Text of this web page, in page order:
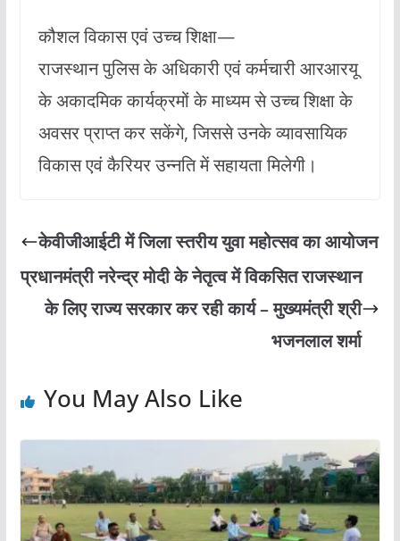
कौशल विकास एवं उच्च शिक्षा—
राजस्थान पुलिस के अधिकारी एवं कर्मचारी आरआरयू
के अकादमिक कार्यक्रमों के माध्यम से उच्च शिक्षा के
अवसर प्राप्त कर सकेंगे, जिससे उनके व्यावसायिक
विकास एवं कैरियर उन्नति में सहायता मिलेगी।
केवीजीआईटी में जिला स्तरीय युवा महोत्सव का आयोजन
प्रधानमंत्री नरेन्द्र मोदी के नेतृत्व में विकसित राजस्थान
के लिए राज्य सरकार कर रही कार्य – मुख्यमंत्री श्री
भजनलाल शर्मा
You May Also Like